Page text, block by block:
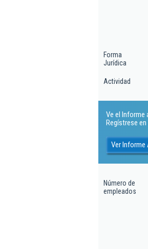
Forma
Jurídica
Actividad
Ve el Informe
Regístrese
Ver Informe
Número de
empleados